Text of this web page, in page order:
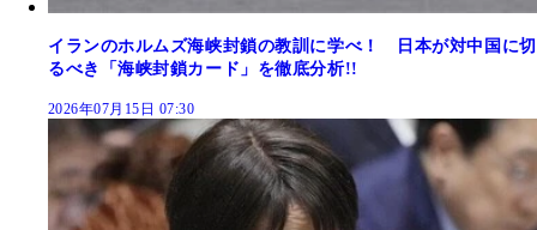
イランのホルムズ海峡封鎖の教訓に学べ！ 日本が対中国に切
るべき「海峡封鎖カード」を徹底分析!!
2026年07月15日 07:30